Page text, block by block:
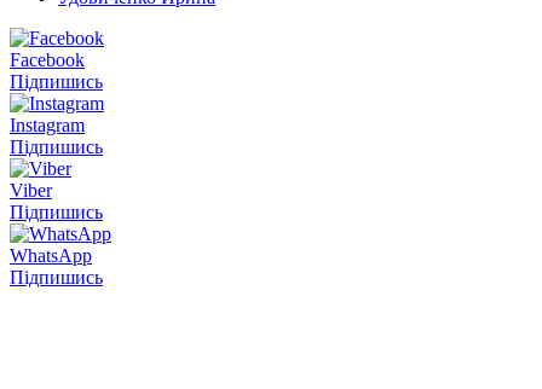
Facebook
Підпишись
Instagram
Підпишись
Viber
Підпишись
WhatsApp
Підпишись